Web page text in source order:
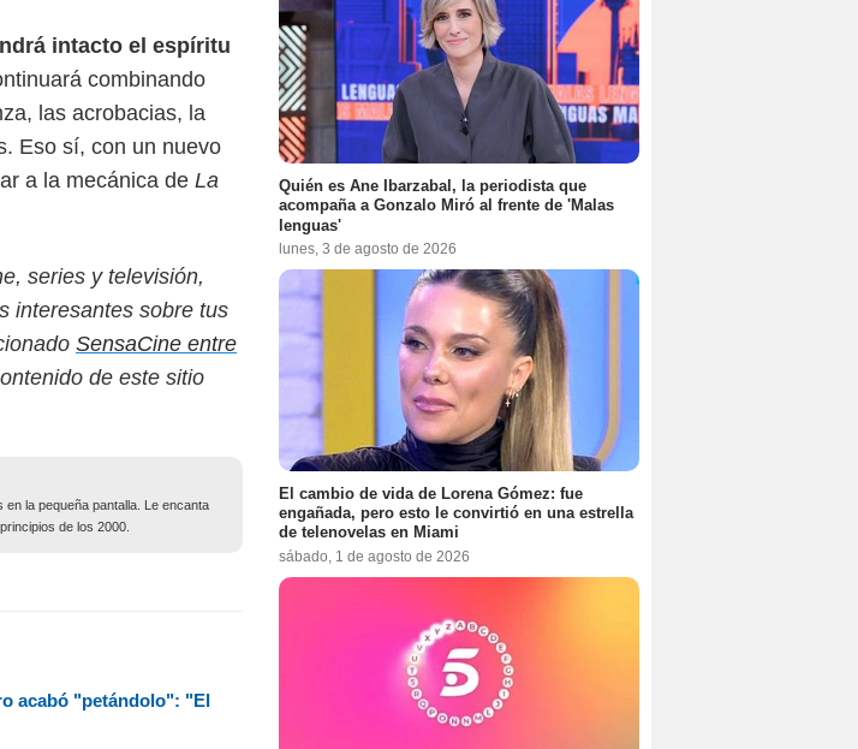
intacto el espíritu
combinando
las acrobacias, la
Eso sí, con un nuevo
a la mecánica de La
series y televisión,
interesantes sobre tus
SensaCine entre
de este sitio
la pequeña pantalla. Le encanta
de los 2000.
acabó "petándolo": "El
Quién es Ane Ibarzabal, la periodista que
acompaña a Gonzalo Miró al frente de 'Malas
lenguas'
lunes, 3 de agosto de 2026
El cambio de vida de Lorena Gómez: fue
engañada, pero esto le convirtió en una estrella
de telenovelas en Miami
sábado, 1 de agosto de 2026